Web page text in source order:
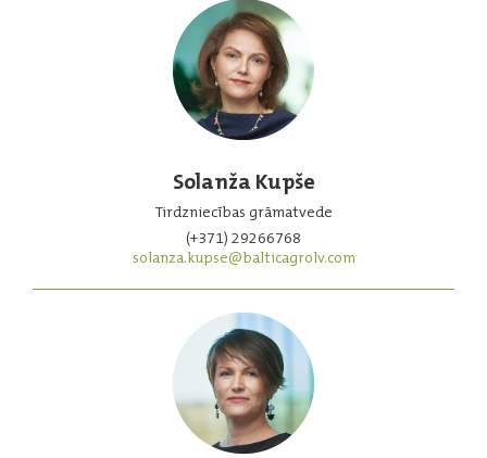
Solanža Kupše
Tirdzniecības grāmatvede
(+371) 29266768
solanza.kupse@balticagrolv.com